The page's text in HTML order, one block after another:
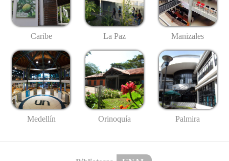
Caribe La Paz Manizales
Medellín Orinoquía Palmira